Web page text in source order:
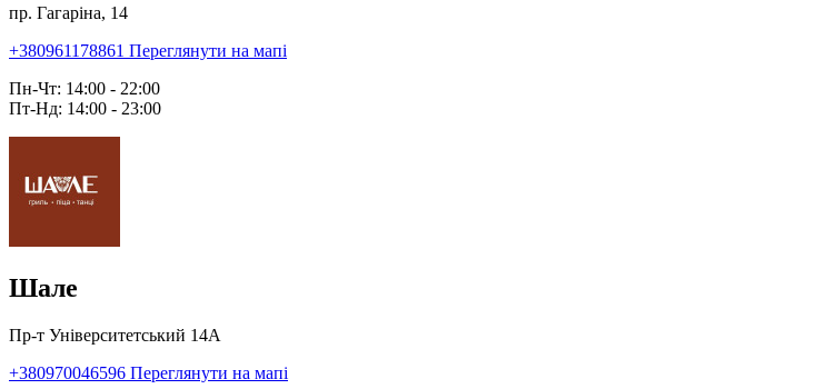
пр. Гагаріна, 14
+380961178861 Переглянути на мапі
Пн-Чт: 14:00 - 22:00
Пт-Нд: 14:00 - 23:00
Шале
Пр-т Університетський 14А
+380970046596 Переглянути на мапі